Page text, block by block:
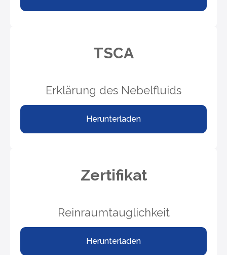
TSCA
Erklärung des Nebelfluids
Herunterladen
Zertifikat
Reinraumtauglichkeit
Herunterladen